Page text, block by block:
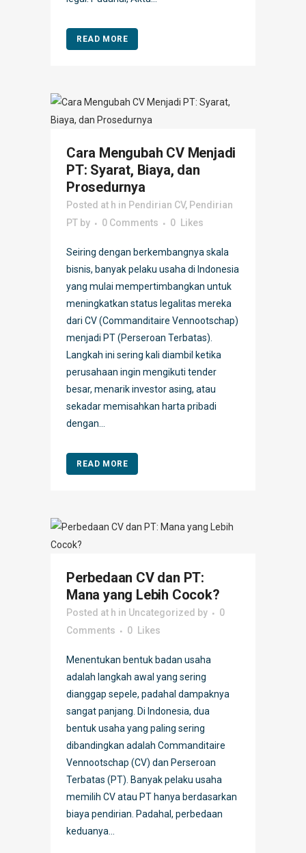
READ MORE
Cara Mengubah CV Menjadi
PT: Syarat, Biaya, dan
Prosedurnya
Posted at h in Pendirian CV, Pendirian
PT by 0 Comments 0 Likes
Seiring dengan berkembangnya skala
bisnis, banyak pelaku usaha di Indonesia
yang mulai mempertimbangkan untuk
meningkatkan status legalitas mereka
dari CV (Commanditaire Vennootschap)
menjadi PT (Perseroan Terbatas).
Langkah ini sering kali diambil ketika
perusahaan ingin mengikuti tender
besar, menarik investor asing, atau
sekadar memisahkan harta pribadi
dengan...
READ MORE
Perbedaan CV dan PT:
Mana yang Lebih Cocok?
Posted at h in Uncategorized by
0
Comments
0 Likes
Menentukan bentuk badan usaha
adalah langkah awal yang sering
dianggap sepele, padahal dampaknya
sangat panjang. Di Indonesia, dua
bentuk usaha yang paling sering
dibandingkan adalah Commanditaire
Vennootschap (CV) dan Perseroan
Terbatas (PT). Banyak pelaku usaha
memilih CV atau PT hanya berdasarkan
biaya pendirian. Padahal, perbedaan
keduanya...